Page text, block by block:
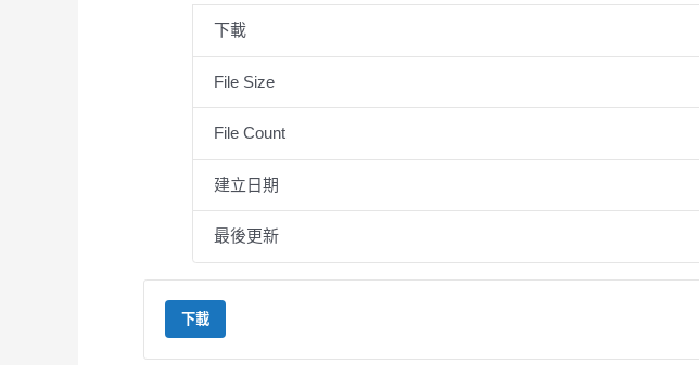
下載
File Size
File Count
建立日期
最後更新
下載